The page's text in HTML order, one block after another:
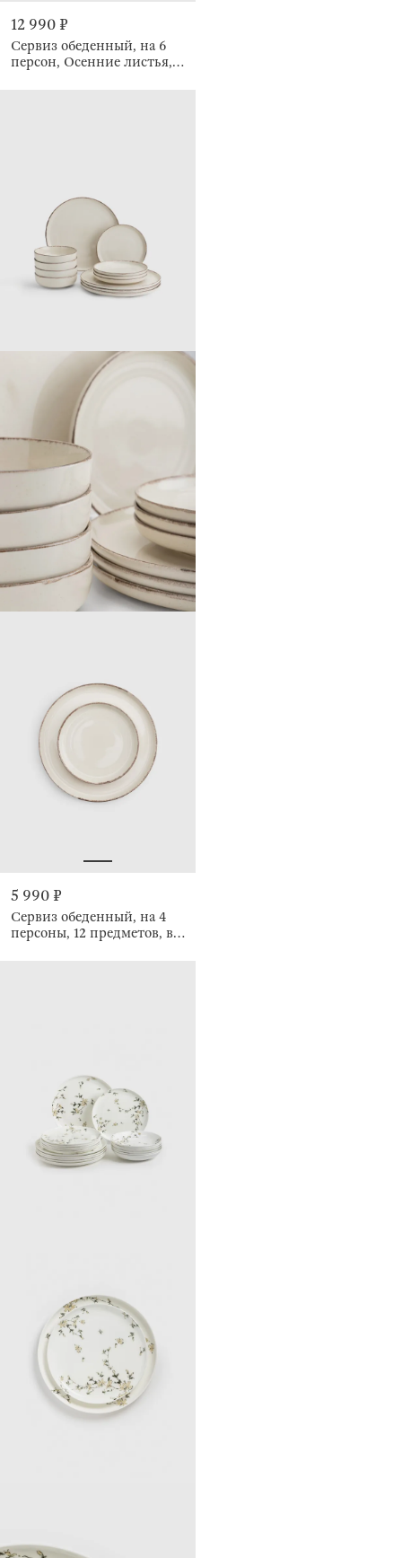
12 990 ₽
Сервиз обеденный, на 6
персон, Осенние листья,
5 990 ₽
Сервиз обеденный, на 4
персоны, 12 предметов, в